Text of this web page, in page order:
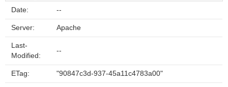
Date: --
Server: Apache
Last-
Modified:
--
ETag: "90847c3d-937-45a11c4783a00"